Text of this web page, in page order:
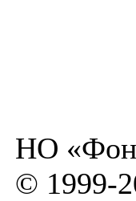
НО
© 1999-